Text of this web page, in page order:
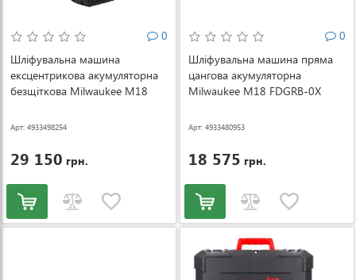
0
Шліфувальна машина
ексцентрикова акумуляторна
безщіткова Milwaukee M18
ЗП) (4933498254)
Арт: 4933498254
29 150 грн.
0
Шліфувальна машина пряма
цангова акумуляторна
Milwaukee M18 FDGRB-0X
Арт: 4933480953
18 575 грн.